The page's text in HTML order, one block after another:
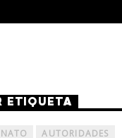
ETIQUETA
AUTORIDADES